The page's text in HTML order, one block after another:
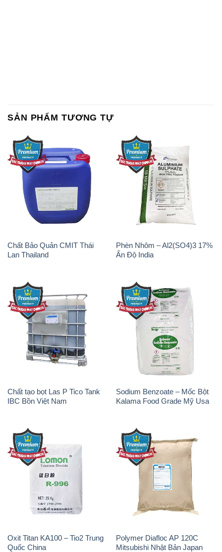
Chất Bảo Quản CMIT Thái
Lan Thailand
Phèn Nhôm – Al2(SO4)3 17%
Ấn Độ India
Chất tạo bọt Las P Tico Tank
IBC Bồn Việt Nam
Sodium Benzoate – Mốc Bột
Kalama Food Grade Mỹ Usa
Oxit Titan KA100 – Tio2 Trung
Polymer Diafloc AP 120C
Mitsubishi Nhật Bản Japan